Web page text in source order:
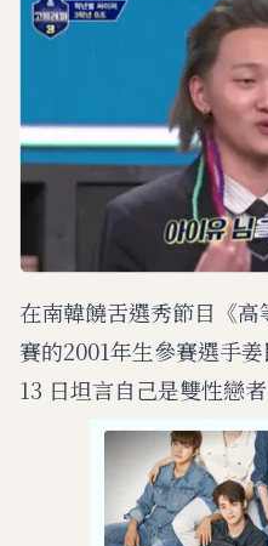
在南韓饒舌選秀節目《
賽的2001年生參賽選手
13 日坦言自己是雙性戀